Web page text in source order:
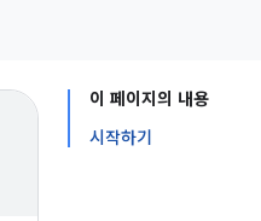
이 페이지의 내용
시작하기